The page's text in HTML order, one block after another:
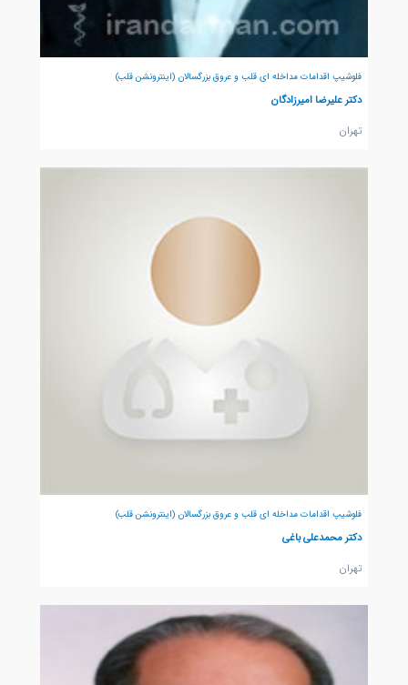
فلوشیپ اقدامات مداخله ای قلب و عروق بزرگسالان (اینترونشن قلب)
دکتر علیرضا امیرزادگان
تهران
فلوشیپ اقدامات مداخله ای قلب و عروق بزرگسالان (اینترونشن قلب)
دکتر محمدعلی باغی
تهران